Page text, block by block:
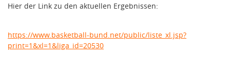
Hier der Link zu den aktuellen Ergebnissen:
https://www.basketball-bund.net/public/liste_xl.jsp?
print=1&xl=1&liga_id=20530